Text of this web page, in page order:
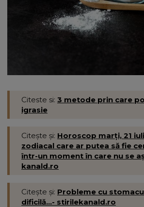
Citeste si: 3 metode prin care
igrasie
Citește și: Horoscop marți, 21
zodiacal care ar putea să fie
într-un moment în care nu se
kanald.ro
Citește și: Probleme cu
dificilă...- stirilekanald.ro